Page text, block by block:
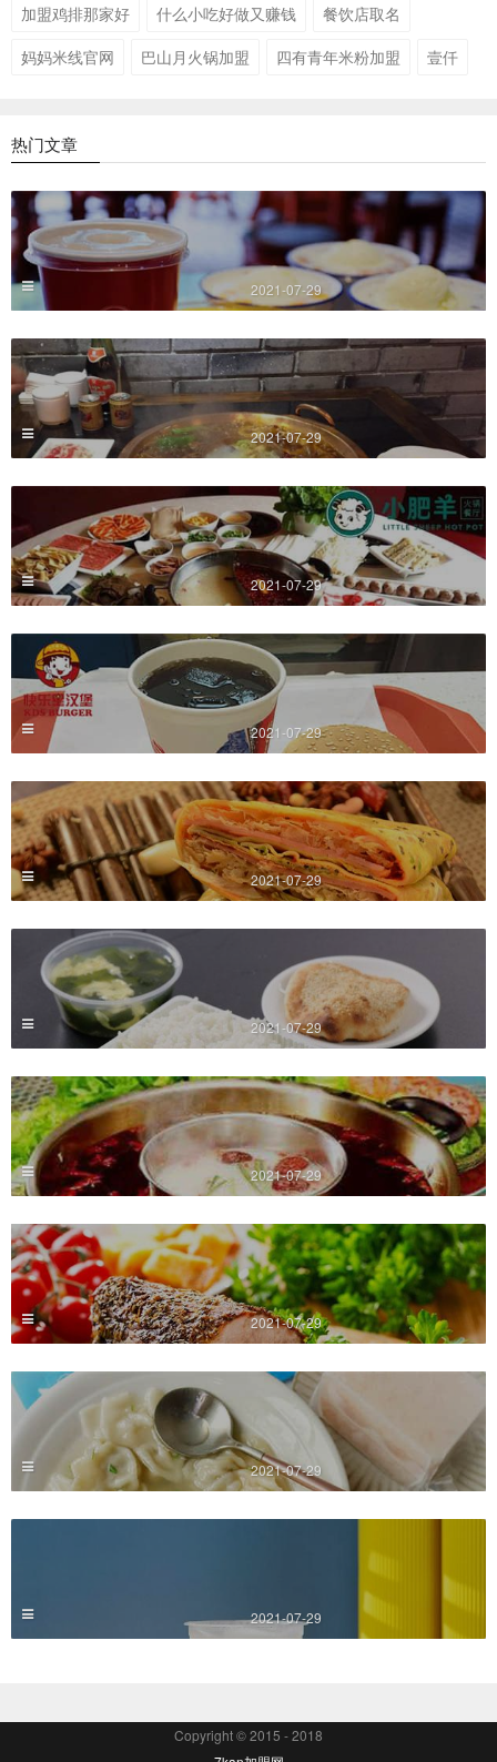
加盟鸡排那家好
什么小吃好做又赚钱
餐饮店取名
妈妈米线官网
巴山月火锅加盟 四有青年米粉加盟 壹仟
热门文章
2021-07-29
2021-07-29
2021-07-29
2021-07-29
2021-07-29
2021-07-29
2021-07-29
2021-07-29
2021-07-29
2021-07-29
Copyright © 2015 - 2018